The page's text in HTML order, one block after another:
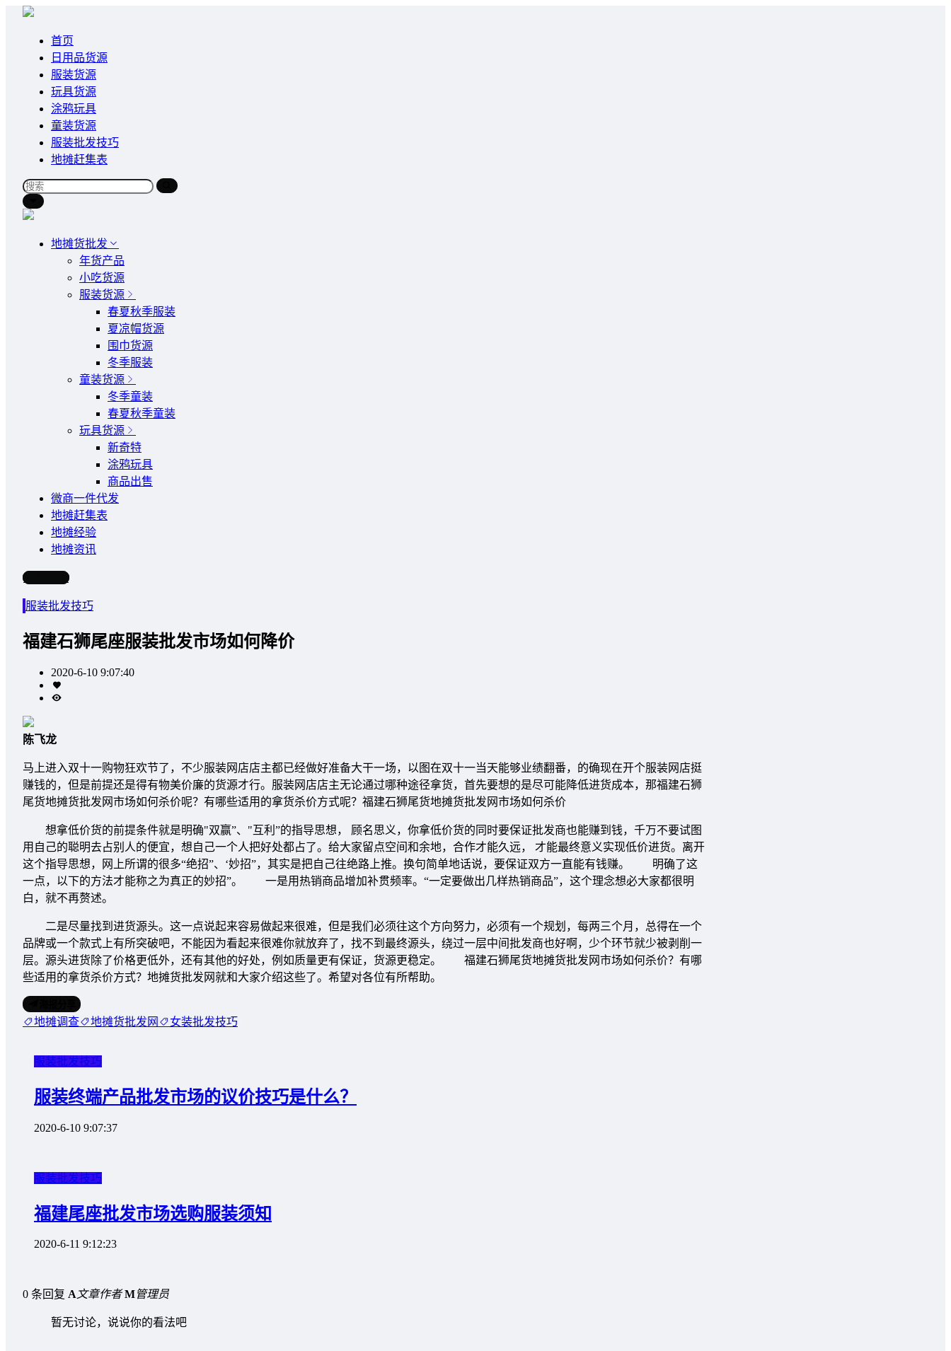
首页
日用品货源
服装货源
玩具货源
涂鸦玩具
童装货源
服装批发技巧
地摊赶集表
地摊货批发
年货产品
小吃货源
服装货源
春夏秋季服装
夏凉帽货源
围巾货源
冬季服装
童装货源
冬季童装
春夏秋季童装
玩具货源
新奇特
涂鸦玩具
商品出售
微商一件代发
地摊赶集表
地摊经验
地摊资讯
写文章
服装批发技巧
福建石狮尾座服装批发市场如何降价
2020-6-10 9:07:40
陈飞龙
马上进入双十一购物狂欢节了，不少服装网店店主都已经做好准备大干一场，以图在双十一当天能够业绩翻番，的确现在开个服装网店挺
赚钱的，但是前提还是得有物美价廉的货源才行。服装网店店主无论通过哪种途径拿货，首先要想的是尽可能降低进货成本，那福建石狮
尾货地摊货批发网市场如何杀价呢？有哪些适用的拿货杀价方式呢？福建石狮尾货地摊货批发网市场如何杀价
想拿低价货的前提条件就是明确"双赢”、"互利”的指导思想， 顾名思义，你拿低价货的同时要保证批发商也能赚到钱，千万不要试图
用自己的聪明去占别人的便宜，想自己一个人把好处都占了。给大家留点空间和余地，合作才能久远， 才能最终意义实现低价进货。离开
这个指导思想，网上所谓的很多“绝招”、‘妙招”，其实是把自己往绝路上推。换句简单地话说，要保证双方一直能有钱赚。 明确了这
一点，以下的方法才能称之为真正的妙招”。 一是用热销商品增加补贯频率。“一定要做出几样热销商品”，这个理念想必大家都很明
白，就不再赘述。
二是尽量找到进货源头。这一点说起来容易做起来很难，但是我们必须往这个方向努力，必须有一个规划，每两三个月，总得在一个
品牌或一个款式上有所突破吧，不能因为看起来很难你就放弃了，找不到最终源头，绕过一层中间批发商也好啊，少个环节就少被剥削一
层。源头进货除了价格更低外，还有其他的好处，例如质量更有保证，货源更稳定。 福建石狮尾货地摊货批发网市场如何杀价？有哪
些适用的拿货杀价方式？地摊货批发网就和大家介绍这些了。希望对各位有所帮助。
地摊调查 地摊货批发网 女装批发技巧
服装批发技巧
服装终端产品批发市场的议价技巧是什么？
2020-6-10 9:07:37
服装批发技巧
福建尾座批发市场选购服装须知
2020-6-11 9:12:23
0 条回复 A文章作者 M管理员
暂无讨论，说说你的看法吧